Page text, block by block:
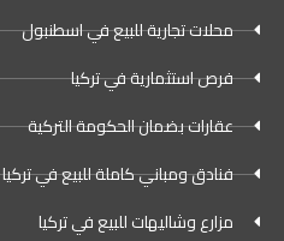
محلات تجارية للبيع في اسطنبول
فرص استثمارية في تركيا
عقارات بضمان الحكومة التركية
فنادق ومباني كاملة للبيع في تركيا
مزارع وشاليهات للبيع في تركيا